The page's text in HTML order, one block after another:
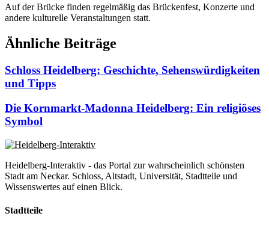
Auf der Brücke finden regelmäßig das Brückenfest, Konzerte und
andere kulturelle Veranstaltungen statt.
Ähnliche Beiträge
Schloss Heidelberg: Geschichte, Sehenswürdigkeiten
und Tipps
Die Kornmarkt-Madonna Heidelberg: Ein religiöses
Symbol
Heidelberg-Interaktiv - das Portal zur wahrscheinlich schönsten
Stadt am Neckar. Schloss, Altstadt, Universität, Stadtteile und
Wissenswertes auf einen Blick.
Stadtteile